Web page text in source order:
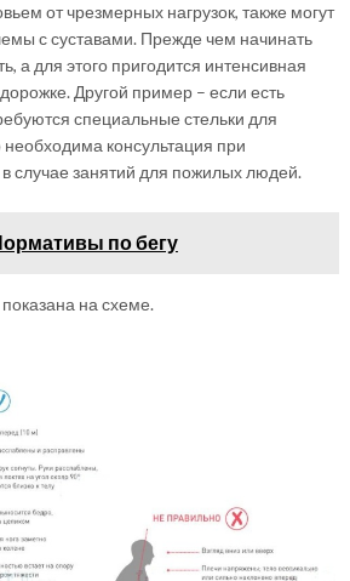
от чрезмерных нагрузок, также могут
с суставами. Прежде чем начинать
а для этого пригодится интенсивная
Другой пример – если есть
специальные стельки для
консультация при
случае занятий для пожилых людей.
по бегу
на схеме.